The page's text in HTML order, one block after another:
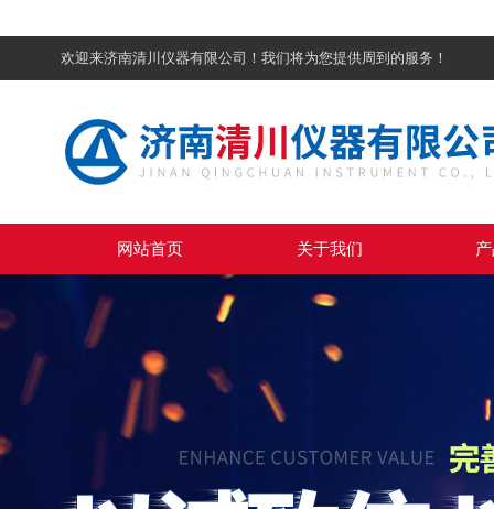
欢迎来济南清川仪器有限公司！我们将为您提供周到的服务！
网站首页 关于我们